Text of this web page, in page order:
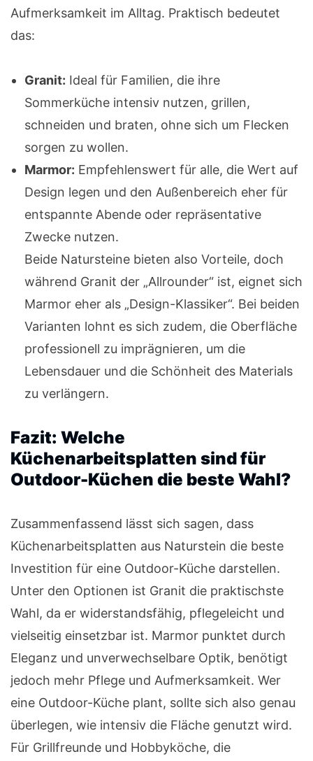
Aufmerksamkeit im Alltag. Praktisch bedeutet
das:
Granit: Ideal für Familien, die ihre
Sommerküche intensiv nutzen, grillen,
schneiden und braten, ohne sich um Flecken
sorgen zu wollen.
Marmor: Empfehlenswert für alle, die Wert auf
Design legen und den Außenbereich eher für
entspannte Abende oder repräsentative
Zwecke nutzen.
Beide Natursteine bieten also Vorteile, doch
während Granit der „Allrounder“ ist, eignet sich
Marmor eher als „Design-Klassiker“. Bei beiden
Varianten lohnt es sich zudem, die Oberfläche
professionell zu imprägnieren, um die
Lebensdauer und die Schönheit des Materials
zu verlängern.
Fazit: Welche
Küchenarbeitsplatten sind für
Outdoor-Küchen die beste Wahl?
Zusammenfassend lässt sich sagen, dass
Küchenarbeitsplatten aus Naturstein die beste
Investition für eine Outdoor-Küche darstellen.
Unter den Optionen ist Granit die praktischste
Wahl, da er widerstandsfähig, pflegeleicht und
vielseitig einsetzbar ist. Marmor punktet durch
Eleganz und unverwechselbare Optik, benötigt
jedoch mehr Pflege und Aufmerksamkeit. Wer
eine Outdoor-Küche plant, sollte sich also genau
überlegen, wie intensiv die Fläche genutzt wird.
Für Grillfreunde und Hobbyköche, die